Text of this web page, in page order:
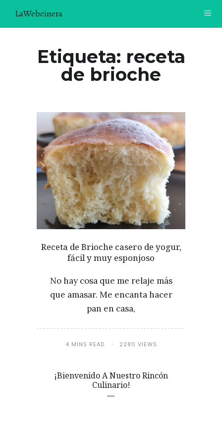
LaWebcinera
VIDEORECETAS
SOBRE MÍ
¿TE GUSTARÍA UNIRTE A NUESTRA AVENTURA GASTRON
ÓMICA?
ÚNETE A LA NEWSLETTER
RECOMENDACIONES
Etiqueta: receta
de brioche
Receta de Brioche casero de yogur,
fácil y muy esponjoso
No hay cosa que me relaje más
que amasar. Me encanta hacer
pan en casa,
4 MINS READ 2280 VIEWS
¡Bienvenido A Nuestro Rincón
Culinario!